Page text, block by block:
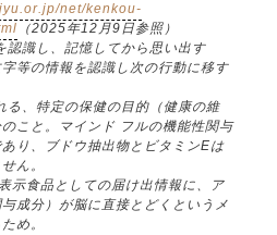
net/kenkou-
（2025年12月9日参照）
認識し、記憶してから思い出す
等の情報を認識し次の行動に移す
る、特定の保健の目的（健康の維
こと。マインド フルの機能性関与
り、ブドウ抽出物とビタミンEは
ん。
示食品としての届け出情報に、ア
成分）が脳に直接とどくというメ
め。